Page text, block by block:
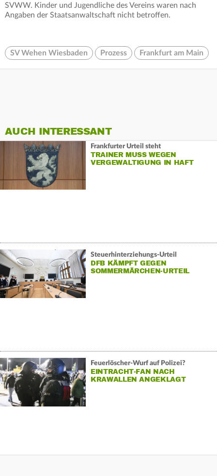
SVWW. Kinder und Jugendliche des Vereins waren nach
Angaben der Staatsanwaltschaft nicht betroffen.
SV Wehen Wiesbaden Prozess Frankfurt am Main
AUCH INTERESSANT
Frankfurter Urteil steht
TRAINER MUSS WEGEN
VERGEWALTIGUNG IN HAFT
Steuerhinterziehungs-Urteil
DFB KÄMPFT GEGEN
SOMMERMÄRCHEN-URTEIL
Feuerlöscher-Wurf auf Polizei?
EINTRACHT-FAN NACH
KRAWALLEN ANGEKLAGT